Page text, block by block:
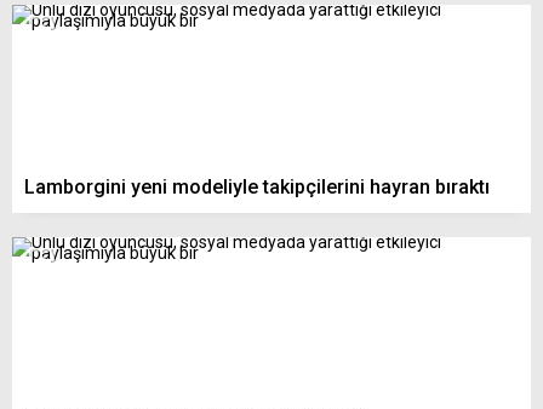
Lamborgini yeni modeliyle takipçilerini hayran bıraktı